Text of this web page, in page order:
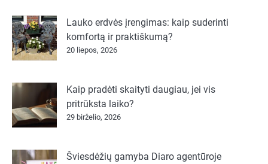
Lauko erdvės įrengimas: kaip suderinti
komfortą ir praktiškumą?
20 liepos, 2026
Kaip pradėti skaityti daugiau, jei vis
pritrūksta laiko?
29 birželio, 2026
Šviesdėžių gamyba Diaro agentūroje